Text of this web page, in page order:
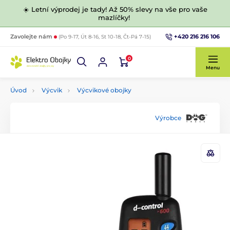
☀️ Letní výprodej je tady! Až 50% slevy na vše pro vaše
mazlíčky!
Zavolejte nám (Po 9-17, Út 8-16, St 10-18, Čt-Pá 7-15) +420 216 216 106
0
Menu
Úvod Výcvik Výcvikové obojky
Výrobce